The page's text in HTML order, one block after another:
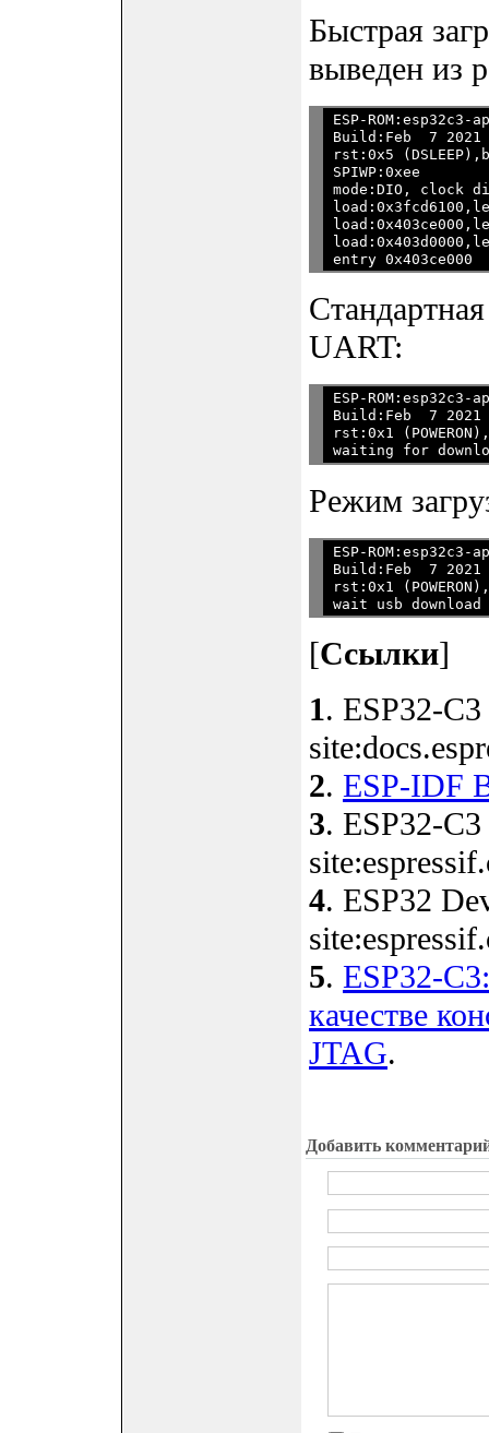
Быстрая
выведен из
ESP-ROM:esp32c3-
Build:Feb  7 2021
rst:0x5
SPIWP:0xee
mode:DIO, clock
UART:
ESP-ROM:esp32c3-
Build:Feb  7 2021
rst:0x1
Режим
ESP-ROM:esp32c3-
Build:Feb  7 2021
rst:0x1
[Ссылки]
1. ESP32-
2. ESP-IDF
3. ESP32-
4. ESP32
5. ESP32-
качестве
JTAG.
Добавить